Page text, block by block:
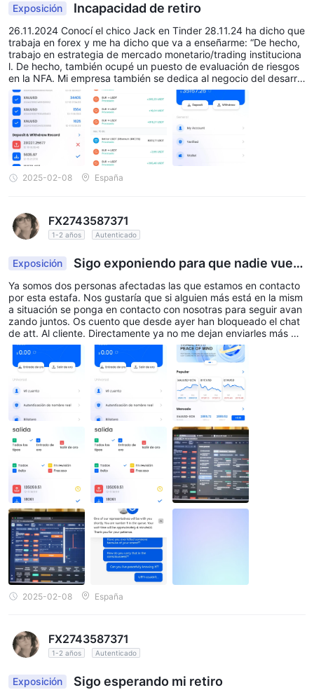
Exposición Incapacidad de retiro
26.11.2024 Conocí el chico Jack en Tinder 28.11.24 ha dicho que
trabaja en forex y me ha dicho que va a enseñarme: “De hecho,
trabajo en estrategia de mercado monetario/trading instituciona
l. De hecho, también ocupé un puesto de evaluación de riesgos
en la NFA. Mi empresa también se dedica al negocio del desarrol
lo de estrategias de comercio de divisas y proporciona pronóstic
os de mercado, evaluaciones de riesgos y consejos de inversión,
así como a la creación de sistemas de pago basados en moneda
s SWIFT” 04.12.24 me ha enviado el sitio web fraudulente para r
egistrarse: https://www.realhx.net/h5/#/ He registrado y en total
he hecho transferencias de 30.960 EUR a esta cuenta de REALH
X, y ahora es imposible de retirar este dinero y ademas piden m
as dinero para "pagar impuestos". Hace dias que ya no me deja
entrar en mi cuenta Realhx.
2025-02-08 España
FX2743587371
1-2 años Autenticado
Exposición
Sigo exponiendo para que nadie vuelv
a a caer.
Ya somos dos personas afectadas las que estamos en contacto
por esta estafa. Nos gustaría que si alguien más está en la mism
a situación se ponga en contacto con nosotras para seguir avan
zando juntos. Os cuento que desde ayer han bloqueado el chat
de att. Al cliente. Directamente ya no me dejan enviarles más me
nsajes. Sigo pudiendo entrar en mi cuenta desde las diferentes
direcciones, pero nada de comunicación con ellos. Os voy a incl
uir pantallazos de las diferentes direcciones y de cómo se ven d
esde el movil y el ordenador.
2025-02-08 España
FX2743587371
1-2 años Autenticado
Exposición Sigo esperando mi retiro